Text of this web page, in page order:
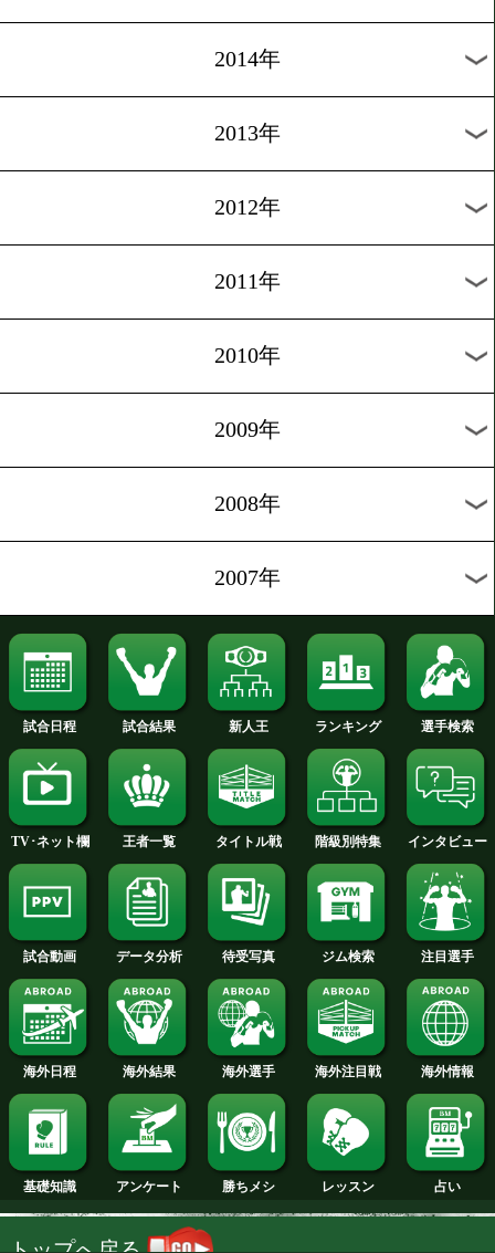
2022年
2020年
2019年
2018年
2017年
2016年
2015年
2014年
2013年
2012年
2011年
2010年